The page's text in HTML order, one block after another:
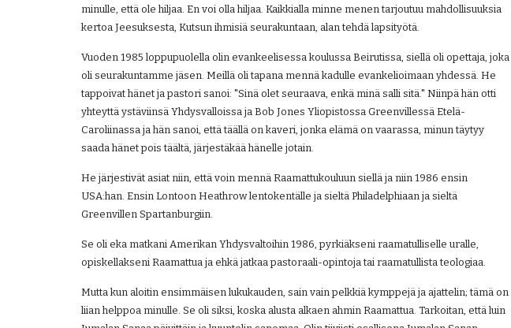
minulle, että ole hiljaa. En voi olla hiljaa. Kaikkialla minne menen tarjoutuu mahdollisuuksia
kertoa Jeesuksesta, Kutsun ihmisiä seurakuntaan, alan tehdä lapsityötä.
Vuoden 1985 loppupuolella olin evankeelisessa koulussa Beirutissa, siellä oli opettaja, joka
oli seurakuntamme jäsen. Meillä oli tapana mennä kadulle evankelioimaan yhdessä. He
tappoivat hänet ja pastori sanoi: "Sinä olet seuraava, enkä minä salli sitä." Niinpä hän otti
yhteyttä ystäviinsä Yhdysvalloissa ja Bob Jones Yliopistossa Greenvillessä Etelä-
Caroliinassa ja hän sanoi, että täällä on kaveri, jonka elämä on vaarassa, minun täytyy
saada hänet pois täältä, järjestäkää hänelle jotain.
He järjestivät asiat niin, että voin mennä Raamattukouluun siellä ja niin 1986 ensin
USA:han. Ensin Lontoon Heathrow lentokentälle ja sieltä Philadelphiaan ja sieltä
Greenvillen Spartanburgiin.
Se oli eka matkani Amerikan Yhdysvaltoihin 1986, pyrkiäkseni raamatulliselle uralle,
opiskellakseni Raamattua ja ehkä jatkaa pastoraali-opintoja tai raamatullista teologiaa.
Mutta kun aloitin ensimmäisen lukukauden, sain vain pelkkiä kymppejä ja ajattelin; tämä on
liian helppoa minulle. Se oli siksi, koska alusta alkaen ahmin Raamattua. Tarkoitan, että luin